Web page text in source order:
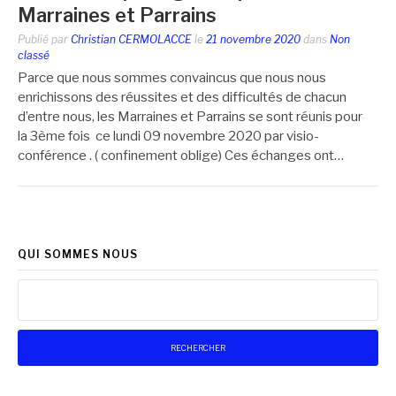
Marraines et Parrains
Publié par Christian CERMOLACCE le 21 novembre 2020 dans Non
classé
Parce que nous sommes convaincus que nous nous
enrichissons des réussites et des difficultés de chacun
d’entre nous, les Marraines et Parrains se sont réunis pour
la 3ème fois ce lundi 09 novembre 2020 par visio-
conférence . ( confinement oblige) Ces échanges ont…
QUI SOMMES NOUS